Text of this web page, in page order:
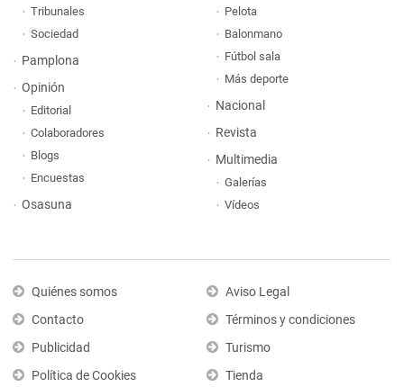
Tribunales
Sociedad
Pamplona
Opinión
Editorial
Colaboradores
Blogs
Encuestas
Osasuna
Pelota
Balonmano
Fútbol sala
Más deporte
Nacional
Revista
Multimedia
Galerías
Vídeos
Quiénes somos
Contacto
Publicidad
Política de Cookies
Aviso Legal
Términos y condiciones
Turismo
Tienda